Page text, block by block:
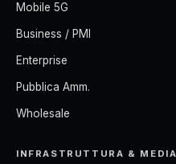
Mobile 5G
Business / PMI
Enterprise
Pubblica Amm.
Wholesale
INFRASTRUTTURA & MEDIA